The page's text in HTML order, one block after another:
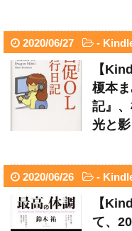
2020/06/27 -
【
榎本
記』
光と
2020/06/26 -
【
て、